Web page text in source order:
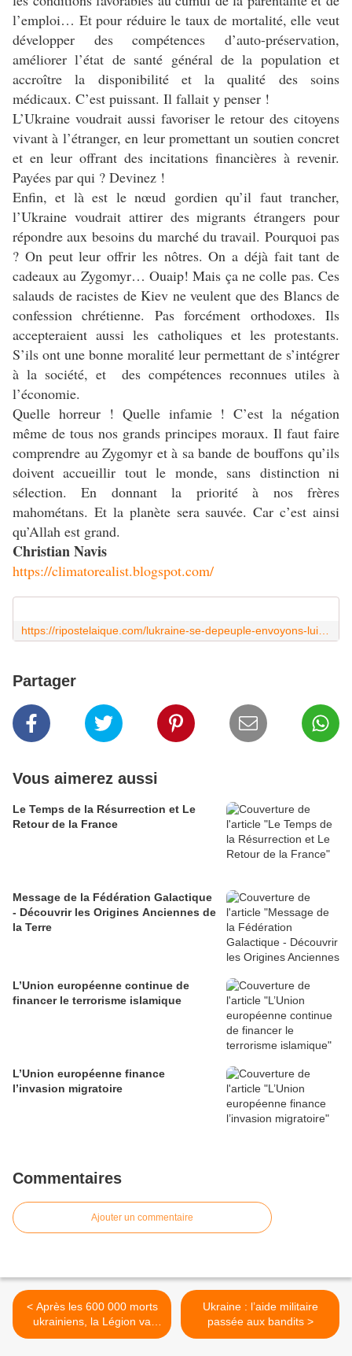
l’emploi… Et pour réduire le taux de mortalité, elle veut
développer des compétences d’auto-préservation,
améliorer l’état de santé général de la population et
accroître la disponibilité et la qualité des soins
médicaux. C’est puissant. Il fallait y penser !
L’Ukraine voudrait aussi favoriser le retour des citoyens
vivant à l’étranger, en leur promettant un soutien concret
et en leur offrant des incitations financières à revenir.
Payées par qui ? Devinez !
Enfin, et là est le nœud gordien qu’il faut trancher,
l’Ukraine voudrait attirer des migrants étrangers pour
répondre aux besoins du marché du travail. Pourquoi pas
? On peut leur offrir les nôtres. On a déjà fait tant de
cadeaux au Zygomyr… Ouaip! Mais ça ne colle pas. Ces
salauds de racistes de Kiev ne veulent que des Blancs de
confession chrétienne. Pas forcément orthodoxes. Ils
accepteraient aussi les catholiques et les protestants.
S’ils ont une bonne moralité leur permettant de s’intégrer
à la société, et des compétences reconnues utiles à
l’économie.
Quelle horreur ! Quelle infamie ! C’est la négation
même de tous nos grands principes moraux. Il faut faire
comprendre au Zygomyr et à sa bande de bouffons qu’ils
doivent accueillir tout le monde, sans distinction ni
sélection. En donnant la priorité à nos frères
mahométans. Et la planète sera sauvée. Car c’est ainsi
qu’Allah est grand.
Christian Navis
https://climatorealist.blogspot.com/
Partager
Vous aimerez aussi
Le Temps de la Résurrection et Le
Retour de la France
Message de la Fédération Galactique
- Découvrir les Origines Anciennes de
la Terre
L’Union européenne continue de
financer le terrorisme islamique
L’Union européenne finance
l’invasion migratoire
Commentaires
Ajouter un commentaire
< Après les 600 000 morts
ukrainiens, la Légion va
défendre Odessa
Ukraine : l’aide militaire
passée aux bandits >